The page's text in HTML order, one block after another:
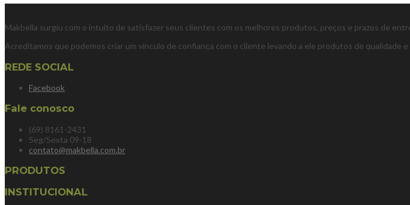
Makbella surgiu com o intuito de satisfazer seus clientes com os melhores produtos, preços e prazos de
Acreditamos que podemos criar um vínculo de confiança com o cliente levando a ele produtos de qualidade
REDE SOCIAL
Facebook
Fale conosco
(69) 8161-2431
Seg/Sexta 09-18
contato@makbella.com.br
PRODUTOS
INSTITUCIONAL